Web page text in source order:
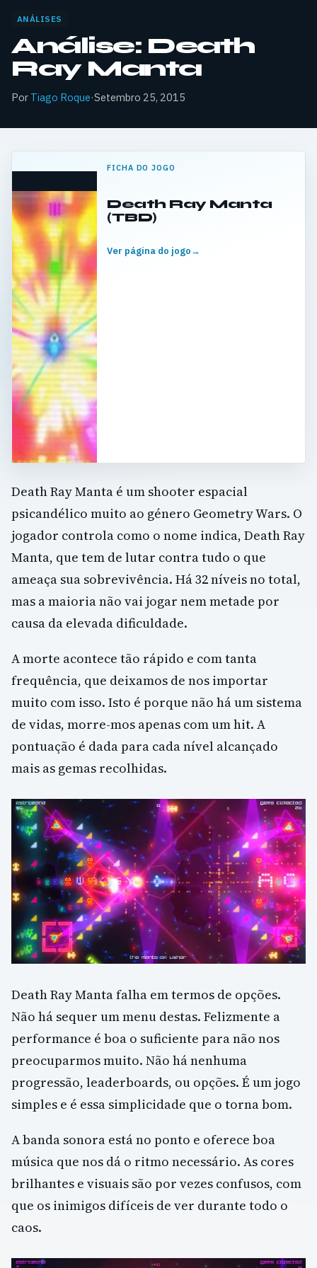
ANÁLISES
Análise: Death
Ray Manta
Por Tiago Roque·Setembro 25, 2015
FICHA DO JOGO
Death Ray Manta
(TBD)
Ver página do jogo→
Death Ray Manta é um shooter espacial
psicandélico muito ao género Geometry Wars. O
jogador controla como o nome indica, Death Ray
Manta, que tem de lutar contra tudo o que
ameaça sua sobrevivência. Há 32 níveis no total,
mas a maioria não vai jogar nem metade por
causa da elevada dificuldade.
A morte acontece tão rápido e com tanta
frequência, que deixamos de nos importar
muito com isso. Isto é porque não há um sistema
de vidas, morre-mos apenas com um hit. A
pontuação é dada para cada nível alcançado
mais as gemas recolhidas.
Death Ray Manta falha em termos de opções.
Não há sequer um menu destas. Felizmente a
performance é boa o suficiente para não nos
preocuparmos muito. Não há nenhuma
progressão, leaderboards, ou opções. É um jogo
simples e é essa simplicidade que o torna bom.
A banda sonora está no ponto e oferece boa
música que nos dá o ritmo necessário. As cores
brilhantes e visuais são por vezes confusos, com
que os inimigos difíceis de ver durante todo o
caos.